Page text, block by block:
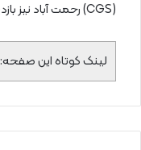
(CGS) رحمت آباد نیز بازدید کرد.
لینک کوتاه این صفحه: